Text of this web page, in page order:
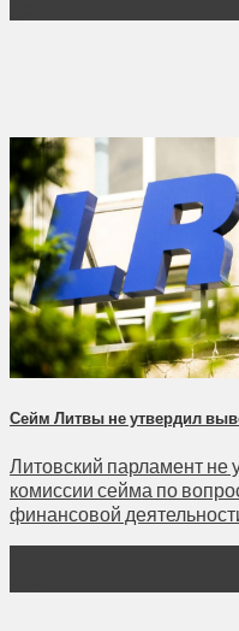
Сейм Литвы не утвердил
Литовский парламент
комиссии сейма по
финансовой